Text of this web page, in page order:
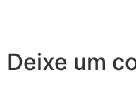
Deixe um